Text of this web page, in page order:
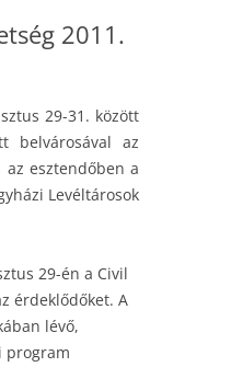
2011.
29-31. között
belvárosával az
esztendőben a
Levéltárosok
29-én a Civil
érdeklődőket. A
lévő,
program